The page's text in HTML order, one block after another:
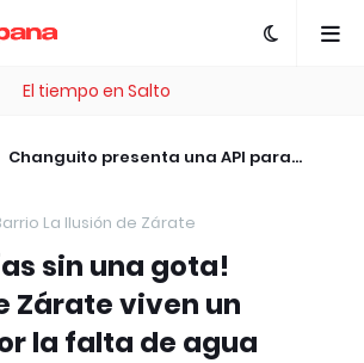
El tiempo en Salto
Changuito presenta una API para
y tiendas online sin costo
La Ilusión de Zárate
sin una gota!
Zárate viven un
la falta de agua